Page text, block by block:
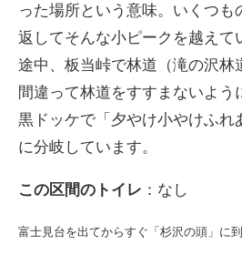
った場所という意味。いくつも
返してそんな小ピークを越えて
途中、板当峠で林道（滝の沢林
間違って林道をすすまないよう
黒ドッケで「夕やけ小やけふれ
に分岐しています。
この区間のトイレ ：なし
富士見台を出てからすぐ「杉沢の頭」に到